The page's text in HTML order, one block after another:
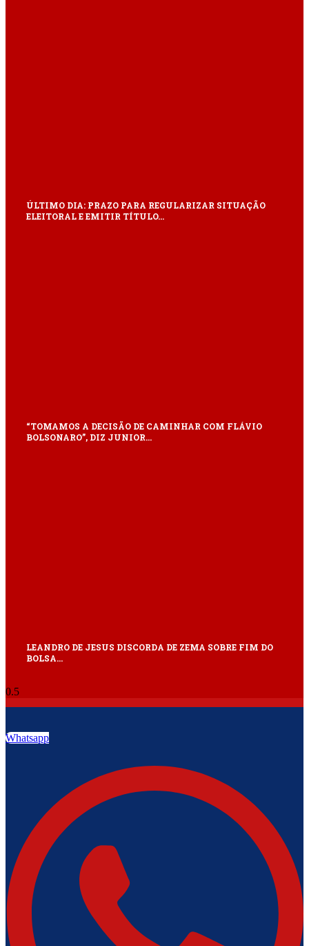
ÚLTIMO DIA: PRAZO PARA REGULARIZAR SITUAÇÃO
ELEITORAL E EMITIR TÍTULO…
“TOMAMOS A DECISÃO DE CAMINHAR COM FLÁVIO
BOLSONARO”, DIZ JUNIOR…
LEANDRO DE JESUS DISCORDA DE ZEMA SOBRE FIM DO
BOLSA…
Whatsapp